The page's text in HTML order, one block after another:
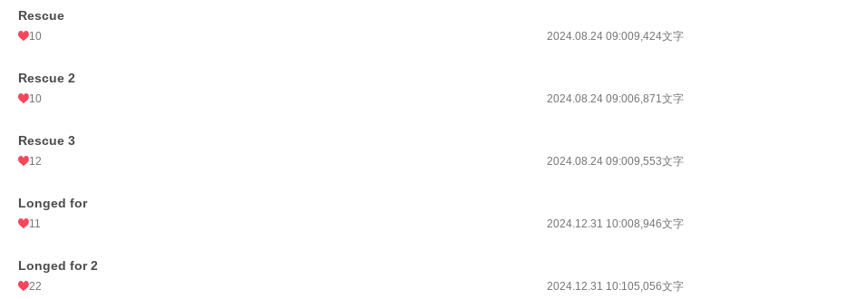
Rescue
10 2024.08.24 09:009,424文字
Rescue 2
10 2024.08.24 09:006,871文字
Rescue 3
12 2024.08.24 09:009,553文字
Longed for
11 2024.12.31 10:008,946文字
Longed for 2
22 2024.12.31 10:105,056文字